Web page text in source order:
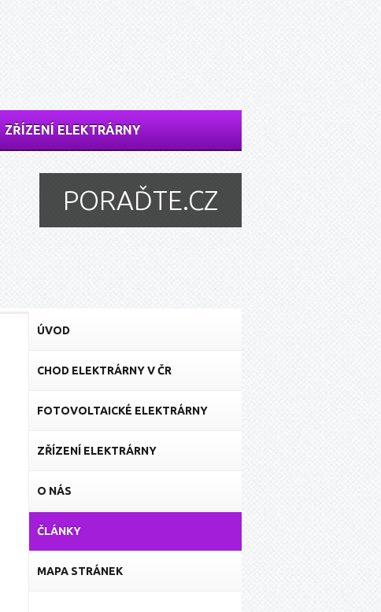
ZŘÍZENÍ ELEKTRÁRNY
PORAĎTE.CZ
ÚVOD
CHOD ELEKTRÁRNY V ČR
FOTOVOLTAICKÉ ELEKTRÁRNY
ZŘÍZENÍ ELEKTRÁRNY
O NÁS
ČLÁNKY
MAPA STRÁNEK